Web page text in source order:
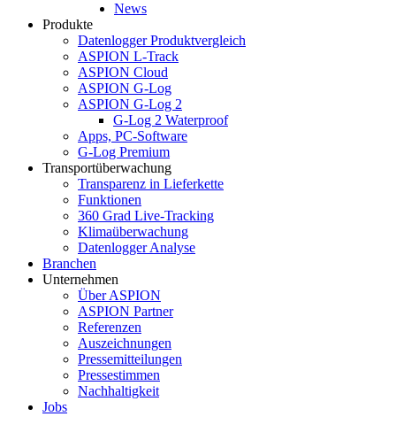
News
Produkte
Datenlogger Produktvergleich
ASPION L-Track
ASPION Cloud
ASPION G-Log
ASPION G-Log 2
G-Log 2 Waterproof
Apps, PC-Software
G-Log Premium
Transportüberwachung
Transparenz in Lieferkette
Funktionen
360 Grad Live-Tracking
Klimaüberwachung
Datenlogger Analyse
Branchen
Unternehmen
Über ASPION
ASPION Partner
Referenzen
Auszeichnungen
Pressemitteilungen
Pressestimmen
Nachhaltigkeit
Jobs